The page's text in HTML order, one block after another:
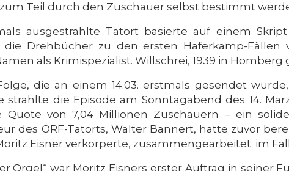
Teil durch den Zuschauer selbst bestimmt
ausgestrahlte Tatort basierte auf einem
Drehbücher zu den ersten Haferkamp-
als Krimispezialist. Willschrei, 1939 in Homberg
die an einem 14.03. erstmals gesendet
strahlte die Episode am Sonntagabend des 14.
Quote von 7,04 Millionen Zuschauern – ein
des ORF-Tatorts, Walter Bannert, hatte zuvor
Eisner verkörperte, zusammengearbeitet: im Fall
Orgel“ war Moritz Eisners erster Auftrag in seiner